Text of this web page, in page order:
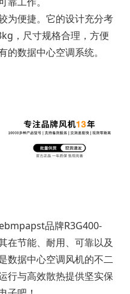
便捷。它的设计充分考
，尺寸规格合理，方便
数据中心空调系统。
品牌R3G400-
在节能、耐用、可靠以及
数据中心空调风机的不二
行与高效散热提供坚实保